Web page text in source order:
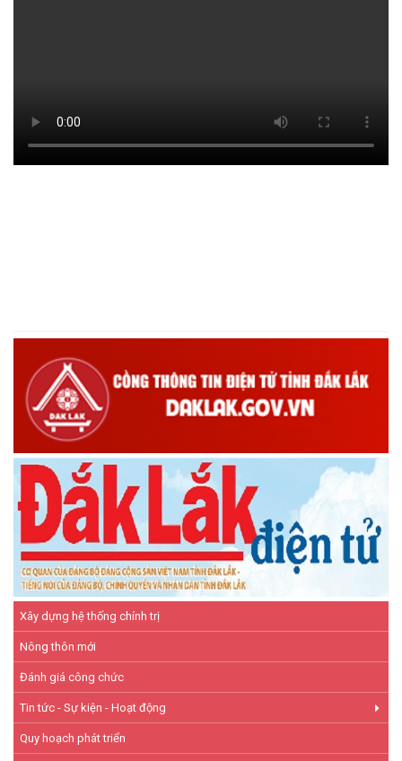
Xây dựng hệ thống chính trị
Nông thôn mới
Đánh giá công chức
Tin tức - Sự kiện - Hoạt động
Quy hoạch phát triển
Hội Cựu chiến binh xã Ea Kiết tăng cường công tác kiểm tra,
giám sát nhằm nâng cao chất lượng tín dụng chính sách
(26/11/2025)